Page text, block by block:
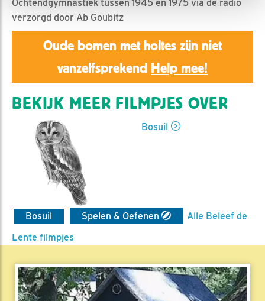
Ochtendgymnastiek tussen 1945 en 1975 via de radio
verzorgd door Ab Goubitz
Oude bomen met holtes zijn niet
vanzelfsprekend Help mee!
BEKIJK MEER FILMPJES OVER
Bosuil
Bosuil Spelen & Oefenen
Alle Beleef de
Lente filmpjes